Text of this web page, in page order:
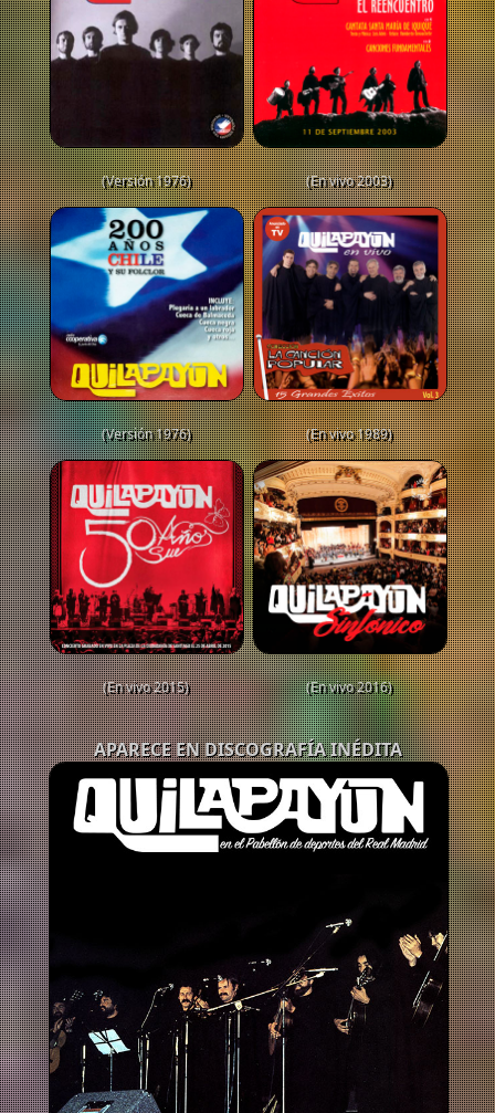
(Versión 1976) (En vivo 2003)
(Versión 1976) (En vivo 1989)
(En vivo 2015) (En vivo 2016)
APARECE EN DISCOGRAFÍA INÉDITA